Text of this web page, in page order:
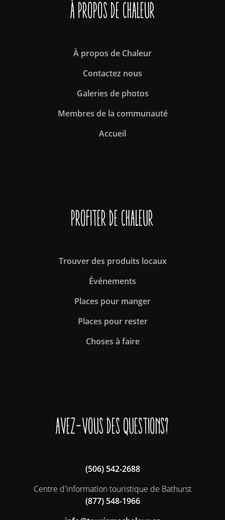
À propos de Chaleur
À propos de Chaleur
Contactez nous
Galeries de photos
Membres de la communauté
Accueil
Profiter de Chaleur
Trouver des produits locaux
Événements
Places pour manger
Places pour rester
Choses à faire
Avez-vous des questions?
(506) 542-2688
Centre d'information touristique de Bathurst
(877) 548-1966